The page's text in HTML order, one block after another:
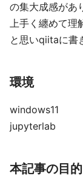
の集大成感があ
上手く纏めて理
と思いqiitaに書
環境
windows11
jupyterlab
本記事の目的